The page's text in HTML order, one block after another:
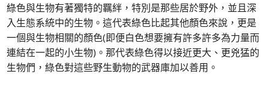
綠色與生物有著獨特的羈絆，特別是那些居於野外，並且深
入生態系統中的生物。這代表綠色比起其他顏色來說，更是
一個與生物相關的顏色(即便白色想要擁有許多許多為力量而
連結在一起的小生物)。那代表綠色得以接近更大、更兇猛的
生物們，綠色對這些野生動物的武器庫加以善用。